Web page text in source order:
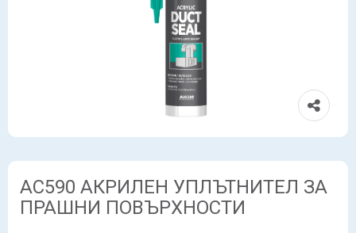
AC590 АКРИЛЕН УПЛЪТНИТЕЛ ЗА
ПРАШНИ ПОВЪРХНОСТИ